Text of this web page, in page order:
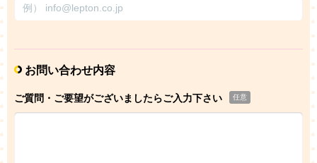
お問い合わせ内容
ご質問・ご要望がございましたらご入力下さい 任意